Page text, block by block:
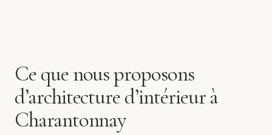
Ce que nous proposons
d’architecture d’intérieur à
Charantonnay